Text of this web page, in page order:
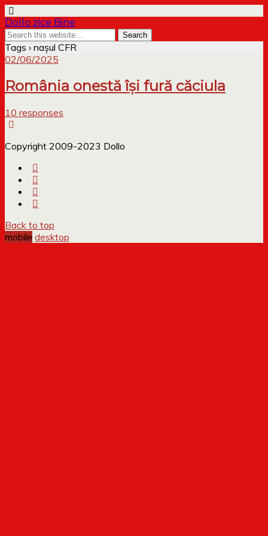
Dollo zice Bine
Tags › nașul CFR
02/06/2025
România onestă își fură căciula
10 responses
Copyright 2009-2023 Dollo
Back to top
mobile desktop